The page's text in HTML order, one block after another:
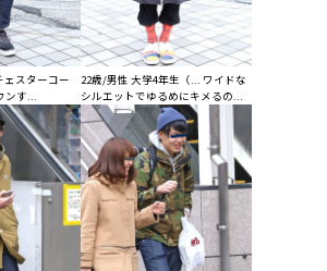
ェスターコー
す...
22歳/男性 大学4年生（... ワイドな
シルエットでゆるめにキメるの...